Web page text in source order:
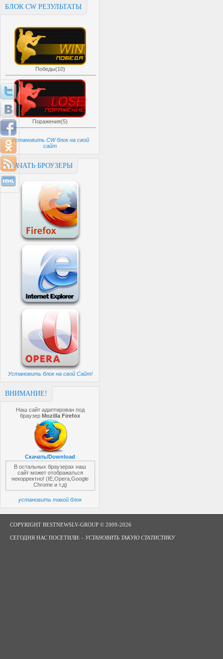
БЛОК CW РЕЗУЛЬТАТЫ
Победы(10)
Поражения(5)
Установить CW блок на свой
сайт
СКАЧАТЬ БРОУЗЕРЫ
Установить блок на свой Сайт!
ВНИМАНИЕ!
Наш сайт адаптирован под
браузерMozilla Firefox
Скачать/Download
В остальных браузерах наш
сайт может отображаться
некорректно! (IE,Opera,Google
Chrome и т.д)
установить такой блок
COPYRIGHT BESTNEWSLV-GROUP © 2009-2026
СЕГОДНЯ НАС ПОСЕТИЛИ: - УСТАНОВИТЬ ТАКУЮ СТАТИСТИКУ